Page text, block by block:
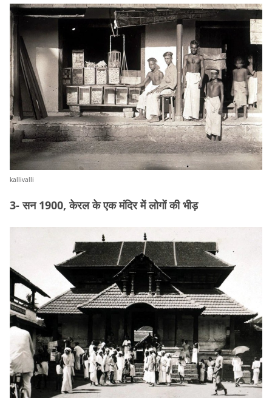
kallivalli
3- सन 1900, केरल के एक मंदिर में लोगों की भीड़